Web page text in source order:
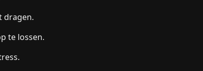
dragen.
te lossen.